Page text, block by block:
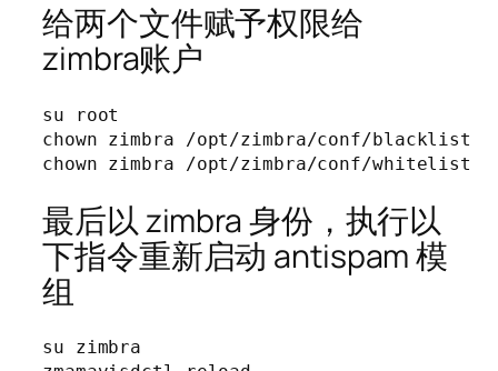
给两个文件赋予权限给
zimbra账户
su root
chown zimbra /opt/zimbra/conf/blacklist
chown zimbra /opt/zimbra/conf/whitelist
最后以 zimbra 身份，执行以
下指令重新启动 antispam 模
组
su zimbra